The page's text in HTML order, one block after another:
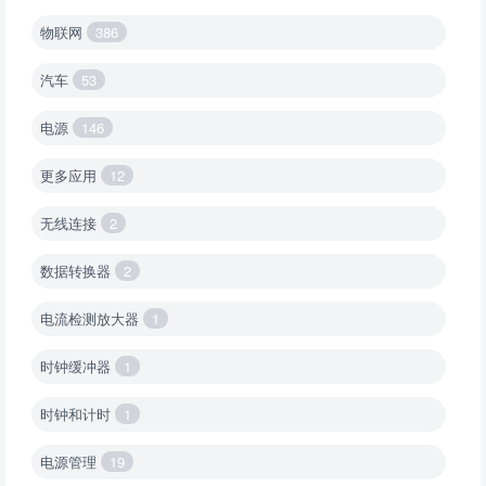
物联网 386
汽车 53
电源 146
更多应用 12
无线连接 2
数据转换器 2
电流检测放大器 1
时钟缓冲器 1
时钟和计时 1
电源管理 19